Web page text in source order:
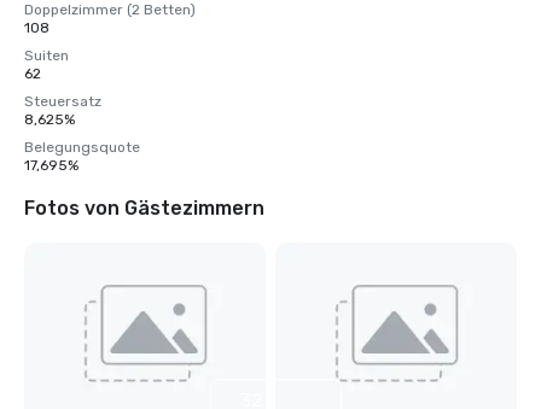
Doppelzimmer (2 Betten)
108
Suiten
62
Steuersatz
8,625%
Belegungsquote
17,695%
Fotos von Gästezimmern